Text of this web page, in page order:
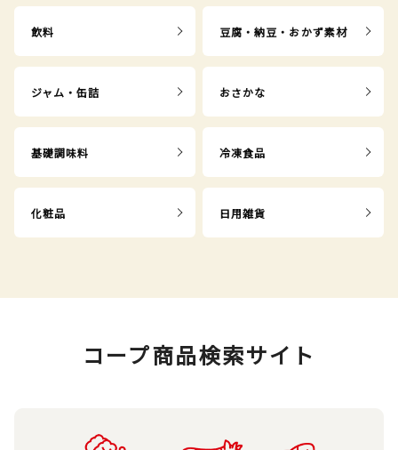
飲料 豆腐・納豆・おかず素材
ジャム・缶詰 おさかな
基礎調味料 冷凍食品
化粧品 日用雑貨
コープ商品検索サイト